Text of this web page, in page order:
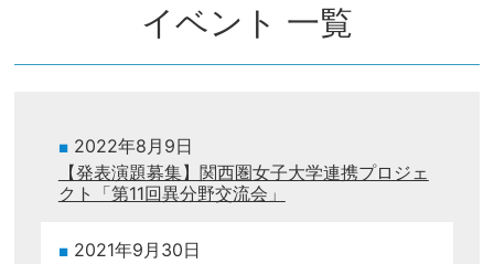
イベント 一覧
2022年8月9日
【発表演題募集】関西圏女子大学連携プロジェ
クト「第11回異分野交流会」
2021年9月30日